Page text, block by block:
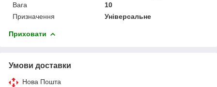
Вага
10
Призначення
Універсальне
Приховати
Умови доставки
Нова Пошта